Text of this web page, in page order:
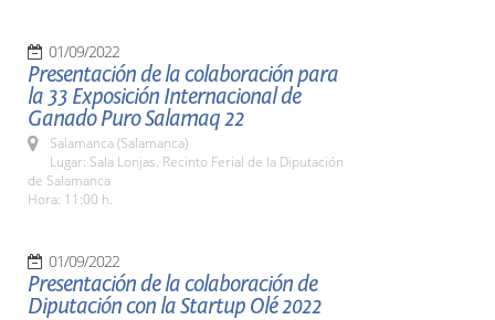
01/09/2022
Presentación de la colaboración para
la 33 Exposición Internacional de
Ganado Puro Salamaq 22
Salamanca (Salamanca)
Lugar: Sala Lonjas. Recinto Ferial de la Diputación
de Salamanca
Hora: 11:00 h.
01/09/2022
Presentación de la colaboración de
Diputación con la Startup Olé 2022